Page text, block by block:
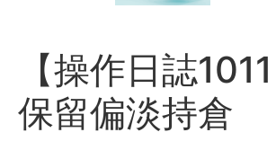
【操作日誌
保留偏淡持倉